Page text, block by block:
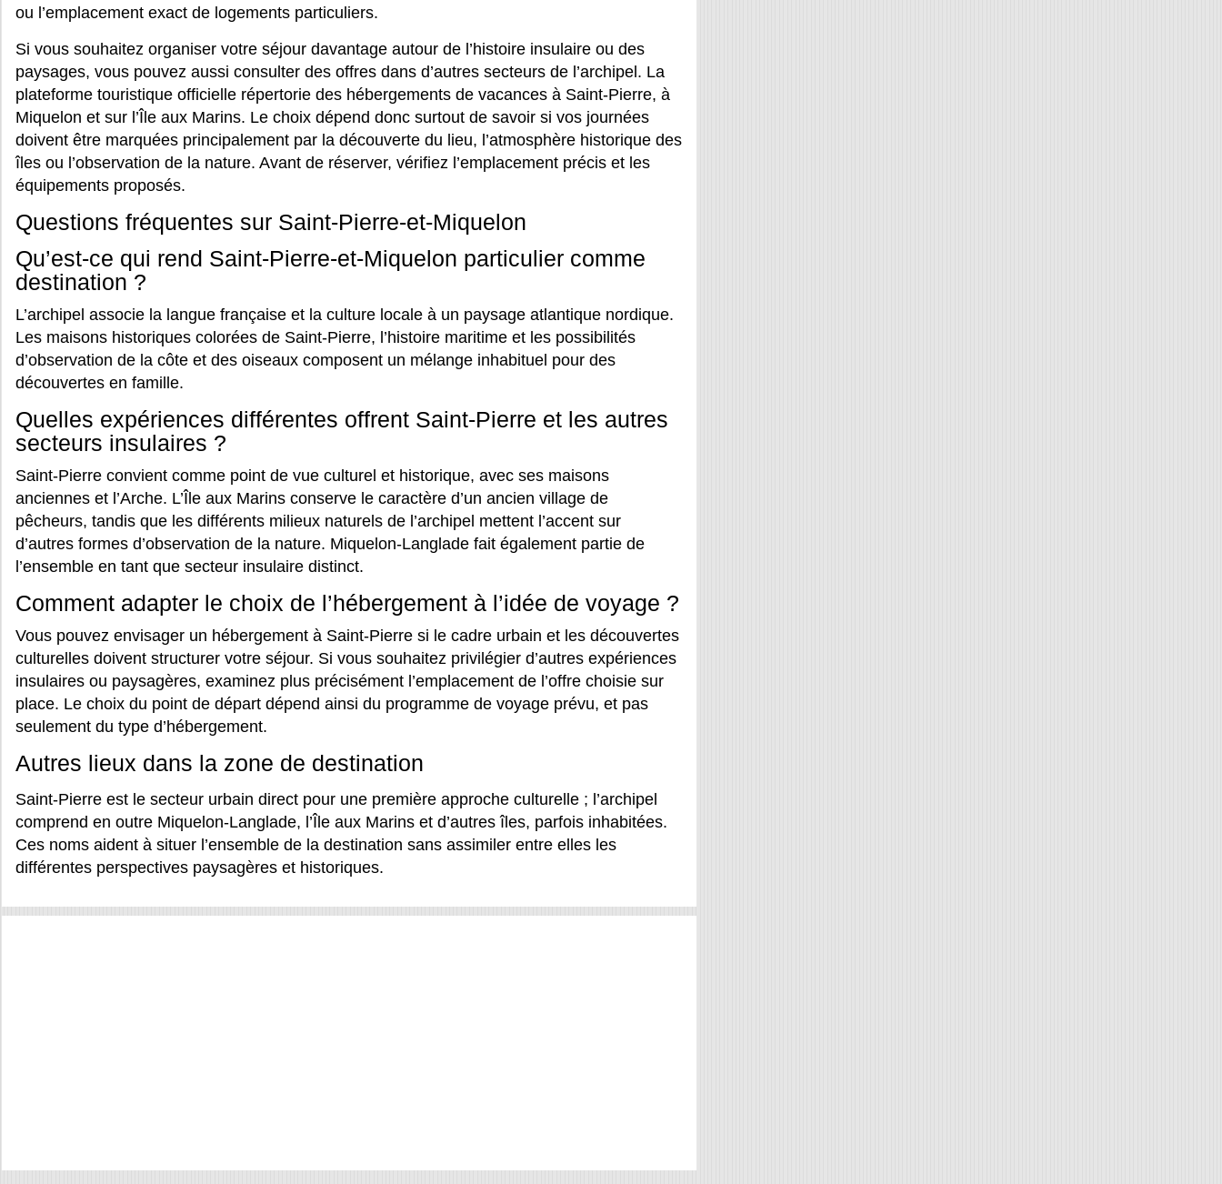
ou l’emplacement exact de logements particuliers.
Si vous souhaitez organiser votre séjour davantage autour de l’histoire insulaire ou des
paysages, vous pouvez aussi consulter des offres dans d’autres secteurs de l’archipel. La
plateforme touristique officielle répertorie des hébergements de vacances à Saint-Pierre, à
Miquelon et sur l’Île aux Marins. Le choix dépend donc surtout de savoir si vos journées
doivent être marquées principalement par la découverte du lieu, l’atmosphère historique des
îles ou l’observation de la nature. Avant de réserver, vérifiez l’emplacement précis et les
équipements proposés.
Questions fréquentes sur Saint-Pierre-et-Miquelon
Qu’est-ce qui rend Saint-Pierre-et-Miquelon particulier comme
destination ?
L’archipel associe la langue française et la culture locale à un paysage atlantique nordique.
Les maisons historiques colorées de Saint-Pierre, l’histoire maritime et les possibilités
d’observation de la côte et des oiseaux composent un mélange inhabituel pour des
découvertes en famille.
Quelles expériences différentes offrent Saint-Pierre et les autres
secteurs insulaires ?
Saint-Pierre convient comme point de vue culturel et historique, avec ses maisons
anciennes et l’Arche. L’Île aux Marins conserve le caractère d’un ancien village de
pêcheurs, tandis que les différents milieux naturels de l’archipel mettent l’accent sur
d’autres formes d’observation de la nature. Miquelon-Langlade fait également partie de
l’ensemble en tant que secteur insulaire distinct.
Comment adapter le choix de l’hébergement à l’idée de voyage ?
Vous pouvez envisager un hébergement à Saint-Pierre si le cadre urbain et les découvertes
culturelles doivent structurer votre séjour. Si vous souhaitez privilégier d’autres expériences
insulaires ou paysagères, examinez plus précisément l’emplacement de l’offre choisie sur
place. Le choix du point de départ dépend ainsi du programme de voyage prévu, et pas
seulement du type d’hébergement.
Autres lieux dans la zone de destination
Saint-Pierre est le secteur urbain direct pour une première approche culturelle ; l’archipel
comprend en outre Miquelon-Langlade, l’Île aux Marins et d’autres îles, parfois inhabitées.
Ces noms aident à situer l’ensemble de la destination sans assimiler entre elles les
différentes perspectives paysagères et historiques.